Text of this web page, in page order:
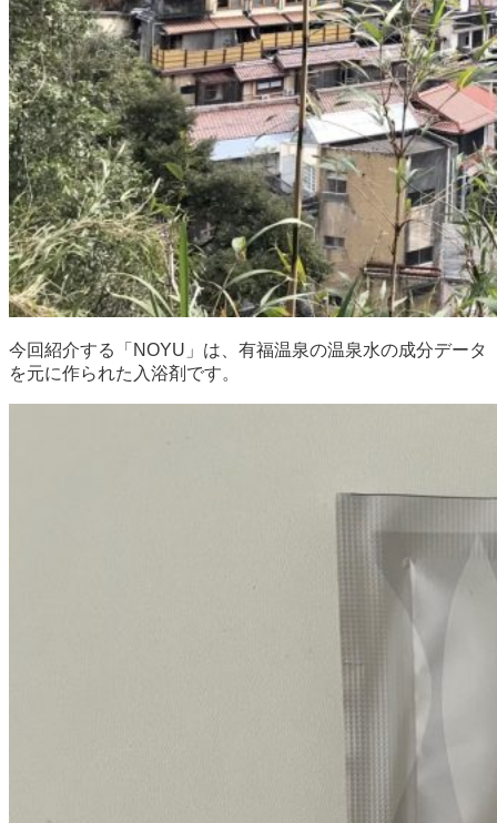
今回紹介する「NOYU」は、有福温泉の温泉水の成分データ
を元に作られた入浴剤です。